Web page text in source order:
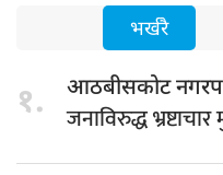
भर्खरै
१. आठबीसकोट
जनाविरुद्ध भ्रष्टाचार